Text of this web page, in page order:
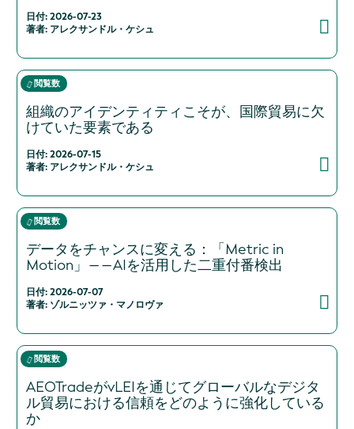
日付: 2026-07-23
著者: アレクサンドル・ケシュ
閲覧数
組織のアイデンティティこそが、国際貿易に欠
けていた要素である
日付: 2026-07-15
著者: アレクサンドル・ケシュ
閲覧数
データをチャンスに変える：「Metric in
Motion」――AIを活用した二重付番検出
日付: 2026-07-07
著者: ゾルニッツァ・マノロヴァ
閲覧数
AEOTradeがvLEIを通じてグローバルなデジタ
ル貿易における信頼をどのように強化している
か